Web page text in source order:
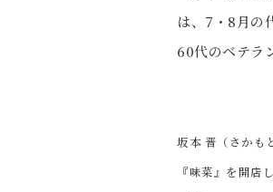
は、7・8月の
60代のベテラ
坂本 晋（さかも
『味菜』を開店